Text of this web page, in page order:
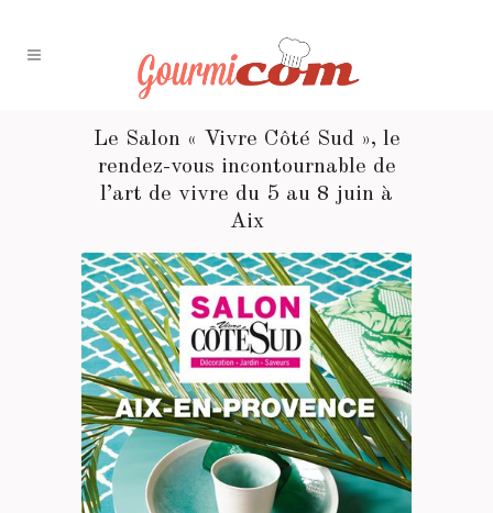
Le Salon « Vivre Côté Sud », le
rendez-vous incontournable de
l’art de vivre du 5 au 8 juin à
Aix